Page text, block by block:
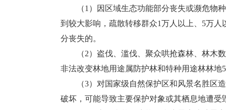
（1）因区域生态功能部分丧失或濒危物种
到较大影响，疏散转移群众1万人以上、5万
分丧失的。
（2）盗伐、滥伐、聚众哄抢森林、林木数
非法改变林地用途属防护林和特种用途林林地
（3）对国家级自然保护区和风景名胜区造
破坏，可能导致主要保护对象或其栖息地遭